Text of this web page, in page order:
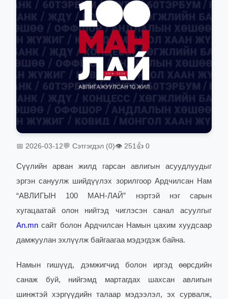
📅 2026-03-12💬 Сэтгэгдэл (0)👁 251 👍 0
Сүүлийн арван жилд гарсан авлигын асуудлуудыг
эргэн сануулж шийдүүлэх зорилгоор Ардчилсан Нам
“АВЛИГЫН 100 МАН-ЛАЙ” нэртэй нэг сарын
хугацаатай олон нийтэд чиглэсэн санал асуулгыг
An.mn сайт болон Ардчилсан Намын цахим хуудсаар
дамжуулан эхлүүлж байгаагаа мэдэгдэж байна.
Намын гишүүд, дэмжигчид болон иргэд өөрсдийн
санаж буй, нийгэмд мартагдах шахсан авлигын
шинжтэй хэргүүдийн талаар мэдээлэл, эх сурвалж,